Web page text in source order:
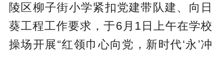
陵区柳子街小学紧扣党建带队建、向日
葵工程工作要求，于6月1日上午在学校
操场开展“红领巾心向党，新时代‘永’冲